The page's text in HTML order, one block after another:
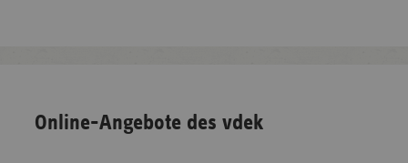
Online-Angebote des vdek